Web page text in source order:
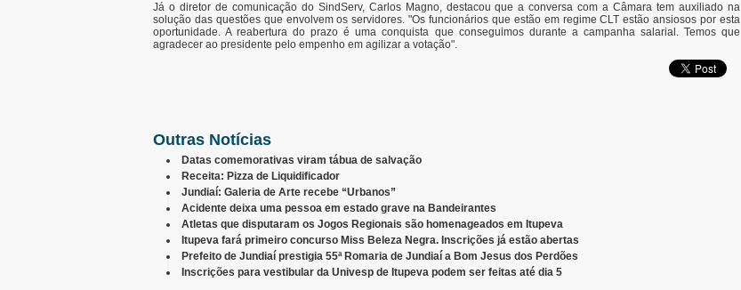
Já o diretor de comunicação do SindServ, Carlos Magno, destacou que a conversa com a Câmara tem auxiliado na
solução das questões que envolvem os servidores. "Os funcionários que estão em regime CLT estão ansiosos por esta
oportunidade. A reabertura do prazo é uma conquista que conseguimos durante a campanha salarial. Temos que
agradecer ao presidente pelo empenho em agilizar a votação".
Outras Notícias
Datas comemorativas viram tábua de salvação
Receita: Pizza de Liquidificador
Jundiaí: Galeria de Arte recebe “Urbanos”
Acidente deixa uma pessoa em estado grave na Bandeirantes
Atletas que disputaram os Jogos Regionais são homenageados em Itupeva
Itupeva fará primeiro concurso Miss Beleza Negra. Inscrições já estão abertas
Prefeito de Jundiaí prestigia 55ª Romaria de Jundiaí a Bom Jesus dos Perdões
Inscrições para vestibular da Univesp de Itupeva podem ser feitas até dia 5